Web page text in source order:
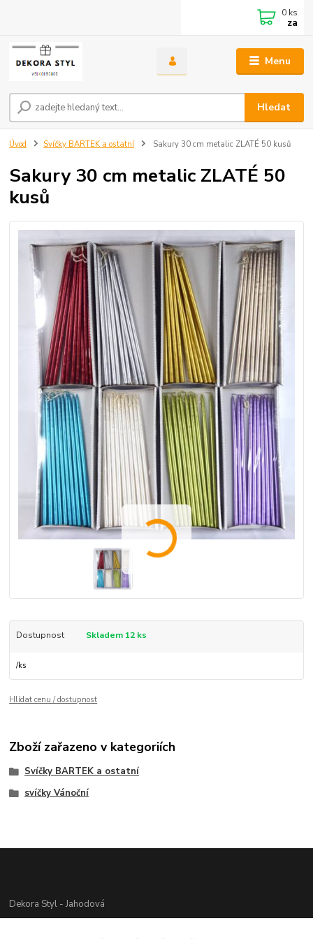
Menu
Hledat
0 ks
za
Úvod Svíčky BARTEK a ostatní Sakury 30 cm metalic ZLATÉ 50 kusů
Sakury 30 cm metalic ZLATÉ 50
kusů
Dostupnost Skladem 12 ks
/ks
Hlídat cenu / dostupnost
Zboží zařazeno v kategoriích
Svíčky BARTEK a ostatní
svíčky Vánoční
Dekora Styl - Jahodová